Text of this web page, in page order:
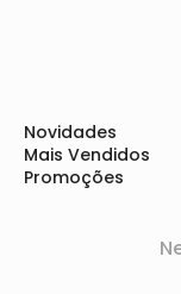
Novidades
Mais Vendidos
Promoções